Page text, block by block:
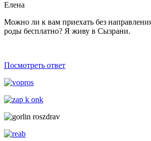
Елена
Можно ли к вам приехать без
роды беcплатно? Я живу в Сызрани.
Посмотреть ответ